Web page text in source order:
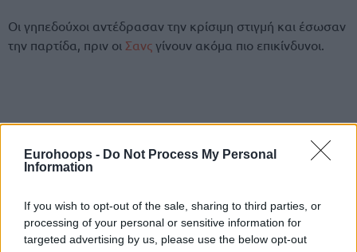
Eurohoops - Do Not Process My Personal
Information
If you wish to opt-out of the sale, sharing to third parties, or
processing of your personal or sensitive information for
targeted advertising by us, please use the below opt-out
Οι γηπεδούχοι αντέδρασαν την κρίσιμη στιγμή και έσωσαν
την παρτίδα, πριν οι Σανς γίνουν ακόμα πιο επικίνδυνοι.